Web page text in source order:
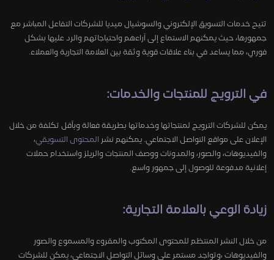
تتيح خدمات التسويق الإلكتروني والسوشيال ميديا للشركات التفاعل المباشر مع
جمهورها، حيث يمكنهم الاستماع إلى آراءهم واحتياجاتهم والرد عليها بشكل
فوري، مما يساعد في بناء علاقات قوية وثقة بين العلامة التجارية والعملاء.
في الترويج للمنتجات والخدمات:
يمكن للشركات الترويج لمنتجاتها وخدماتها بطريقة فعالة وبأقل تكلفة من خلال
الإعلان على مواقع التواصل الاجتماعي. يمكنهم نشر
المحتوى التسويقي،
والفيديوهات، والصور، والمدونات ووصف المنتجات والريلز واستخدام حملات
إعلانية مدفوعة للوصول إلى جمهور واسع.
زيادة الوعي بالعلامة التجارية:
من خلال النشر المنتظم للمحتوى المكتوب والمقروء والمسموع والصور
والفيديوهات ،وتواجد مستمر على وسائل التواصل الاجتماعي، يمكن للشركات